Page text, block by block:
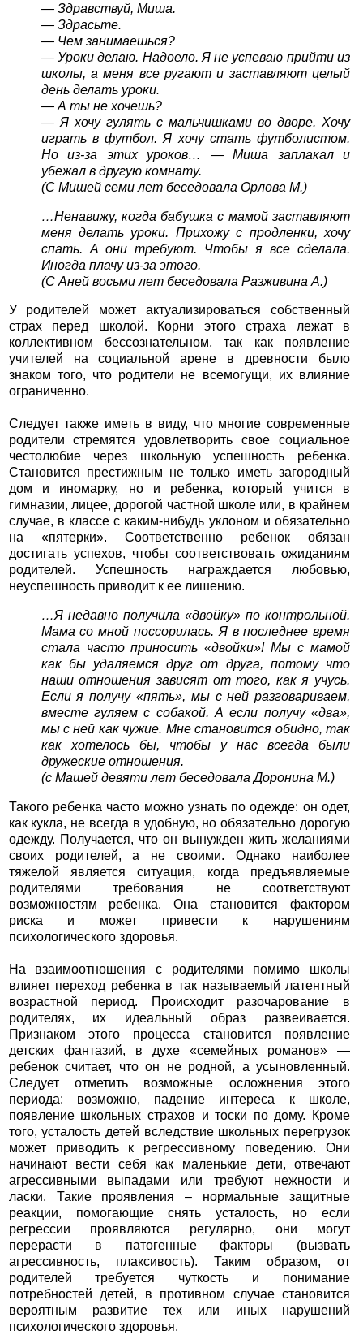
— Здравствуй, Миша.
— Здрасьте.
— Чем занимаешься?
— Уроки делаю. Надоело. Я не успеваю прийти из
школы, а меня все ругают и заставляют целый
день делать уроки.
— А ты не хочешь?
— Я хочу гулять с мальчишками во дворе. Хочу
играть в футбол. Я хочу стать футболистом.
Но из-за этих уроков… — Миша заплакал и
убежал в другую комнату.
(С Мишей семи лет беседовала Орлова М.)
…Ненавижу, когда бабушка с мамой заставляют
меня делать уроки. Прихожу с продленки, хочу
спать. А они требуют. Чтобы я все сделала.
Иногда плачу из-за этого.
(С Аней восьми лет беседовала Разживина А.)
У родителей может актуализироваться собственный
страх перед школой. Корни этого страха лежат в
коллективном бессознательном, так как появление
учителей на социальной арене в древности было
знаком того, что родители не всемогущи, их влияние
ограниченно.
Следует также иметь в виду, что многие современные
родители стремятся удовлетворить свое социальное
честолюбие через школьную успешность ребенка.
Становится престижным не только иметь загородный
дом и иномарку, но и ребенка, который учится в
гимназии, лицее, дорогой частной школе или, в крайнем
случае, в классе с каким-нибудь уклоном и обязательно
на «пятерки». Соответственно ребенок обязан
достигать успехов, чтобы соответствовать ожиданиям
родителей. Успешность награждается любовью,
неуспешность приводит к ее лишению.
…Я недавно получила «двойку» по контрольной.
Мама со мной поссорилась. Я в последнее время
стала часто приносить «двойки»! Мы с мамой
как бы удаляемся друг от друга, потому что
наши отношения зависят от того, как я учусь.
Если я получу «пять», мы с ней разговариваем,
вместе гуляем с собакой. А если получу «два»,
мы с ней как чужие. Мне становится обидно, так
как хотелось бы, чтобы у нас всегда были
дружеские отношения.
(с Машей девяти лет беседовала Доронина М.)
Такого ребенка часто можно узнать по одежде: он одет,
как кукла, не всегда в удобную, но обязательно дорогую
одежду. Получается, что он вынужден жить желаниями
своих родителей, а не своими. Однако наиболее
тяжелой является ситуация, когда предъявляемые
родителями требования не соответствуют
возможностям ребенка. Она становится фактором
риска и может привести к нарушениям
психологического здоровья.
На взаимоотношения с родителями помимо школы
влияет переход ребенка в так называемый латентный
возрастной период. Происходит разочарование в
родителях, их идеальный образ развеивается.
Признаком этого процесса становится появление
детских фантазий, в духе «семейных романов» —
ребенок считает, что он не родной, а усыновленный.
Следует отметить возможные осложнения этого
периода: возможно, падение интереса к школе,
появление школьных страхов и тоски по дому. Кроме
того, усталость детей вследствие школьных перегрузок
может приводить к регрессивному поведению. Они
начинают вести себя как маленькие дети, отвечают
агрессивными выпадами или требуют нежности и
ласки. Такие проявления – нормальные защитные
реакции, помогающие снять усталость, но если
регрессии проявляются регулярно, они могут
перерасти в патогенные факторы (вызвать
агрессивность, плаксивость). Таким образом, от
родителей требуется чуткость и понимание
потребностей детей, в противном случае становится
вероятным развитие тех или иных нарушений
психологического здоровья.